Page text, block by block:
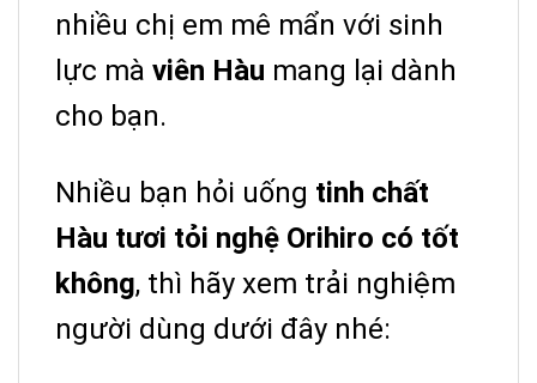
nhiều chị em mê mẩn với sinh
lực mà viên Hàu mang lại dành
cho bạn.
Nhiều bạn hỏi uống tinh chất
Hàu tươi tỏi nghệ Orihiro có tốt
không, thì hãy xem trải nghiệm
người dùng dưới đây nhé: